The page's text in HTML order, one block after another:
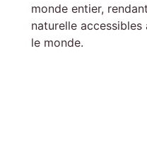
monde entier,
naturelle
le monde.